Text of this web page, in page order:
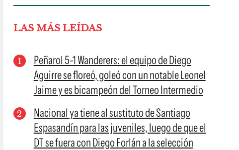
LAS MÁS LEÍDAS
Peñarol 5-1 Wanderers: el equipo de Diego
Aguirre se floreó, goleó con un notable Leonel
Jaime y es bicampeón del Torneo Intermedio
Nacional ya tiene al sustituto de Santiago
Espasandín para las juveniles, luego de que el
DT se fuera con Diego Forlán a la selección